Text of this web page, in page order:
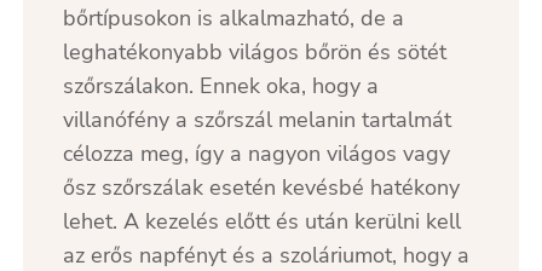
bőrtípusokon is alkalmazható, de a
leghatékonyabb világos bőrön és sötét
szőrszálakon. Ennek oka, hogy a
villanófény a szőrszál melanin tartalmát
célozza meg, így a nagyon világos vagy
ősz szőrszálak esetén kevésbé hatékony
lehet. A kezelés előtt és után kerülni kell
az erős napfényt és a szoláriumot, hogy a